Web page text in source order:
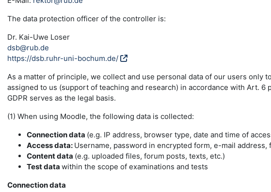
The data protection officer of the controller is:
Dr. Kai-Uwe Loser
dsb@rub.de
https://dsb.ruhr-uni-bochum.de/
As a matter of principle, we collect and use personal data of our users
assigned to us (support of teaching and research) in accordance with Art. 6
GDPR serves as the legal basis.
(1) When using Moodle, the following data is collected:
Connection data (e.g. IP address, browser type, date and time of
Access data: Username, password in encrypted form, e-mail
Content data (e.g. uploaded files, forum posts, texts, etc.)
Test data within the scope of examinations and tests
Connection data